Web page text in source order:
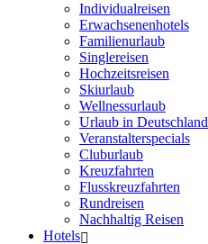
Individualreisen
Erwachsenenhotels
Familienurlaub
Singlereisen
Hochzeitsreisen
Skiurlaub
Wellnessurlaub
Urlaub in Deutschland
Veranstalterspecials
Cluburlaub
Kreuzfahrten
Flusskreuzfahrten
Rundreisen
Nachhaltig Reisen
Hotels